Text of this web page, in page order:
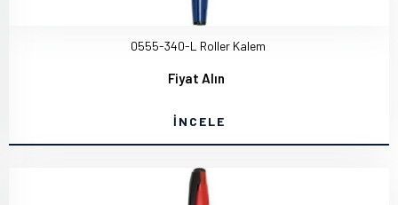
0555-340-L Roller Kalem
Fiyat Alın
İNCELE